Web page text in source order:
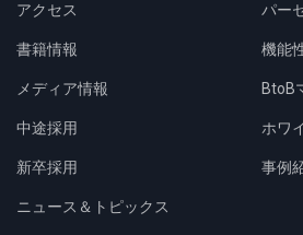
アクセス
書籍情報
メディア情報
中途採用
新卒採用
ニュース＆トピックス
パー
機能
BtoB
ホワ
事例